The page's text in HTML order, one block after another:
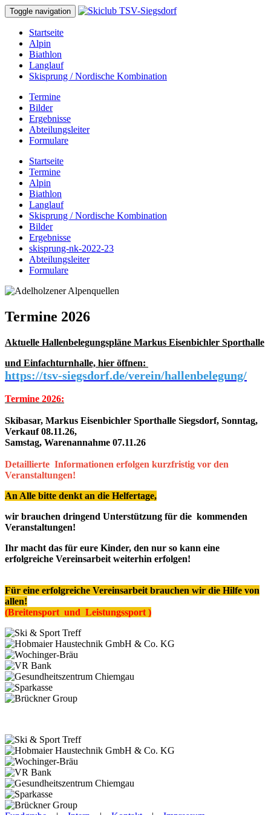
Toggle navigation
Startseite
Alpin
Biathlon
Langlauf
Skisprung / Nordische Kombination
Termine
Bilder
Ergebnisse
Abteilungsleiter
Formulare
Startseite
Termine
Alpin
Biathlon
Langlauf
Skisprung / Nordische Kombination
Bilder
Ergebnisse
skisprung-nk-2022-23
Abteilungsleiter
Formulare
Termine 2026
Aktuelle Hallenbelegungspläne Markus Eisenbichler Sporthalle
und Einfachturnhalle, hier öffnen:
https://tsv-siegsdorf.de/verein/hallenbelegung/
Termine 2026:
Skibasar, Markus Eisenbichler Sporthalle Siegsdorf, Sonntag,
Verkauf 08.11.26,
Samstag, Warenannahme 07.11.26
Detaillierte Informationen erfolgen kurzfristig vor den
Veranstaltungen!
An Alle bitte denkt an die Helfertage,
wir brauchen dringend Unterstützung für die kommenden
Veranstaltungen!
Ihr macht das für eure Kinder, den nur so kann eine
erfolgreiche Vereinsarbeit weiterhin erfolgen!
Für eine erfolgreiche Vereinsarbeit brauchen wir die Hilfe von
allen!
(Breitensport und Leistungssport )